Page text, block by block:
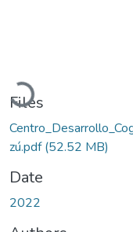
Loading...
Files
zú.pdf(52.52 MB)
Date
2022